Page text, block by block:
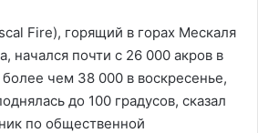
Fire), горящий в горах Мескаля
начался почти с 26 000 акров в
чем 38 000 в воскресенье,
до 100 градусов, сказал
по общественной